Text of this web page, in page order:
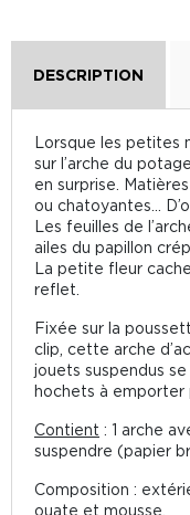
DESCRIPTION
Lorsque les petites
sur l’arche du
en surprise.
ou chatoyantes...
Les feuilles de
ailes du papillon
La petite fleur
reflet.
Fixée sur la
clip, cette arche
jouets suspendus
hochets à emporter
Contient : 1 arche
suspendre (papier
Composition :
ouate et mousse.